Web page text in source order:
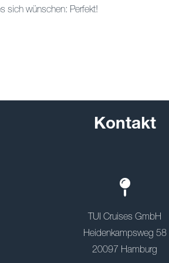
sich wünschen: Perfekt!
Kontakt
TUI Cruises GmbH
Heidenkampsweg 58
20097 Hamburg